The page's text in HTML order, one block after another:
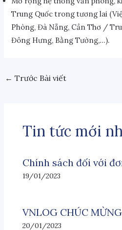
Trung Quốc trong tương lai
Phòng, Đà Nẵng, Cần Thơ /
Đông Hưng, Bằng Tường,…).
← Trước Bài viết
Tin tức mới
Chính sách đối với
19/01/2023
VNLOG CHÚC
20/01/2023